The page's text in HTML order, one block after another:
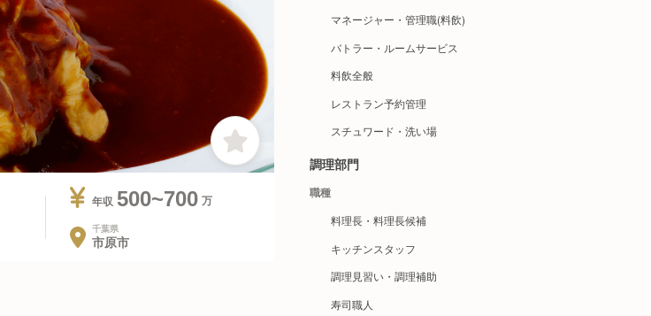
年収 500~700
千葉県
市原市
マネージャー・管理職(料飲)
バトラー・ルームサービス
料飲全般
レストラン予約管理
スチュワード・洗い場
調理部門
職種
料理長・料理長候補
キッチンスタッフ
調理見習い・調理補助
寿司職人